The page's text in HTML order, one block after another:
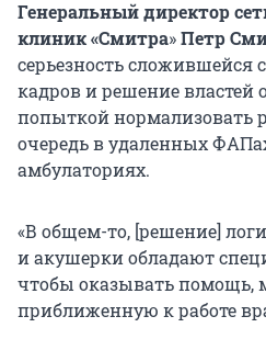
Генеральный директор
клиник «Смитра»Петр
серьезность сложившейся
кадров и решение властей
попыткой нормализовать
очередь в удаленных
амбулаториях.
«В общем-то, [решение]
и акушерки обладают
чтобы оказывать помощь,
приближенную к работе